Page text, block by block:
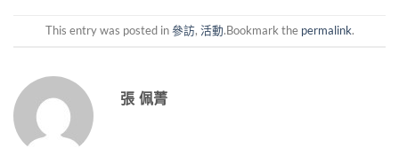
This entry was posted in參訪, 活動.Bookmark the permalink.
張 佩菁